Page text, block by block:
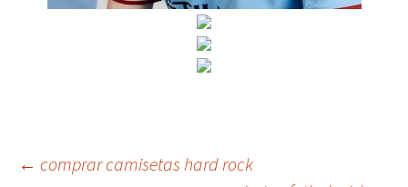
← comprar camisetas hard rock